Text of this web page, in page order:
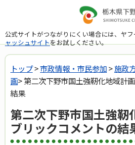
公式サイトがつながりにくい場合には、ヤ
ャッシュサイトをお試しください。
トップ>市政情報・市民参加>施政
画> 第二次下野市国土強靭化地域計
結果
第二次下野市国土強靭
ブリックコメントの結